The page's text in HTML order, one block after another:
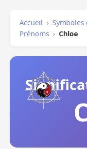
Accueil › Symboles
Prénoms › Chloe